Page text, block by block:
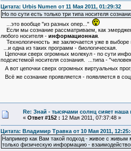
Цитата: Urbis Numen от 11 Мая 2011, 01:29:32
Но по сути есть только три типа носителя
...это вообще "из разных опер..."
Если мы сознание рассматриваем, как
любого носителя - информационная.
Технологичность же заключается уже в
...и одна из таких программ - биологическая.
Цепочки сверх огромных молекул - по сути
подсистемой носителя сознания. ...типа -
А вот цепочки сверх огромных виртуальных
Всё же сознание проявляется - появляется в
Re: Знай - тысячами солнц сияет наша
« Ответ #152 : 12 Мая 2011, 07:37:48 »
Цитата: Владимир Травка от 10 Мая 2011,
Например как Вам такой подход - живое с
только физическую информацию -